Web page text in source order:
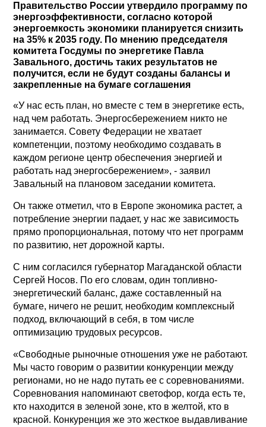
Правительство России утвердило программу по
энергоэффективности, согласно которой
энергоемкость экономики планируется снизить
на 35% к 2035 году. По мнению председателя
комитета Госдумы по энергетике Павла
Завального, достичь таких результатов не
получится, если не будут созданы балансы и
закрепленные на бумаге соглашения
«У нас есть план, но вместе с тем в энергетике есть,
над чем работать. Энергосбережением никто не
занимается. Совету Федерации не хватает
компетенции, поэтому необходимо создавать в
каждом регионе центр обеспечения энергией и
работать над энергосбережением», - заявил
Завальный на плановом заседании комитета.
Он также отметил, что в Европе экономика растет, а
потребление энергии падает, у нас же зависимость
прямо пропорциональная, потому что нет программ
по развитию, нет дорожной карты.
С ним согласился губернатор Магаданской области
Сергей Носов. По его словам, один топливно-
энергетический баланс, даже составленный на
бумаге, ничего не решит, необходим комплексный
подход, включающий в себя, в том числе
оптимизацию трудовых ресурсов.
«Свободные рыночные отношения уже не работают.
Мы часто говорим о развитии конкуренции между
регионами, но не надо путать ее с соревнованиями.
Соревнования напоминают светофор, когда есть те,
кто находится в зеленой зоне, кто в желтой, кто в
красной. Конкуренция же это жесткое выдавливание